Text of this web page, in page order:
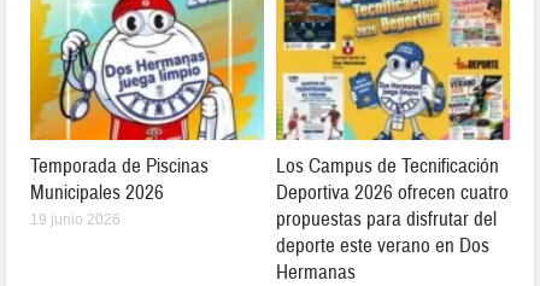
Temporada de Piscinas
Municipales 2026
19 junio 2026
Los Campus de Tecnificación
Deportiva 2026 ofrecen cuatro
propuestas para disfrutar del
deporte este verano en Dos
Hermanas